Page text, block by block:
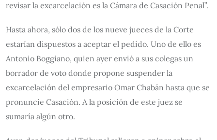
revisar la excarcelación es la Cámara de Casación Penal”.
Hasta ahora, sólo dos de los nueve jueces de la Corte
estarían dispuestos a aceptar el pedido. Uno de ello es
Antonio Boggiano, quien ayer envió a sus colegas un
borrador de voto donde propone suspender la
excarcelación del empresario Omar Chabán hasta que se
pronuncie Casación. A la posición de este juez se
sumaría algún otro.